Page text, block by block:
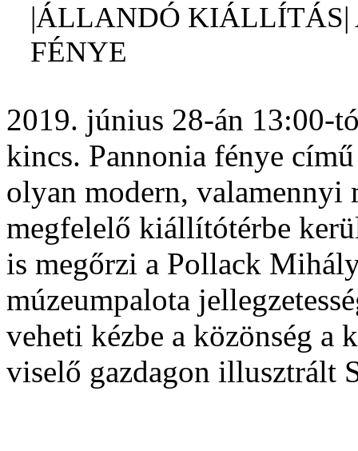
|ÁLLANDÓ KIÁLLÍTÁS|
FÉNYE
2019. június 28-án 13:00-
kincs. Pannonia fénye
olyan modern,
megfelelő kiállítótérbe
is megőrzi a Pollack
múzeumpalota
veheti kézbe a közönség a
viselő gazdagon illusztrált